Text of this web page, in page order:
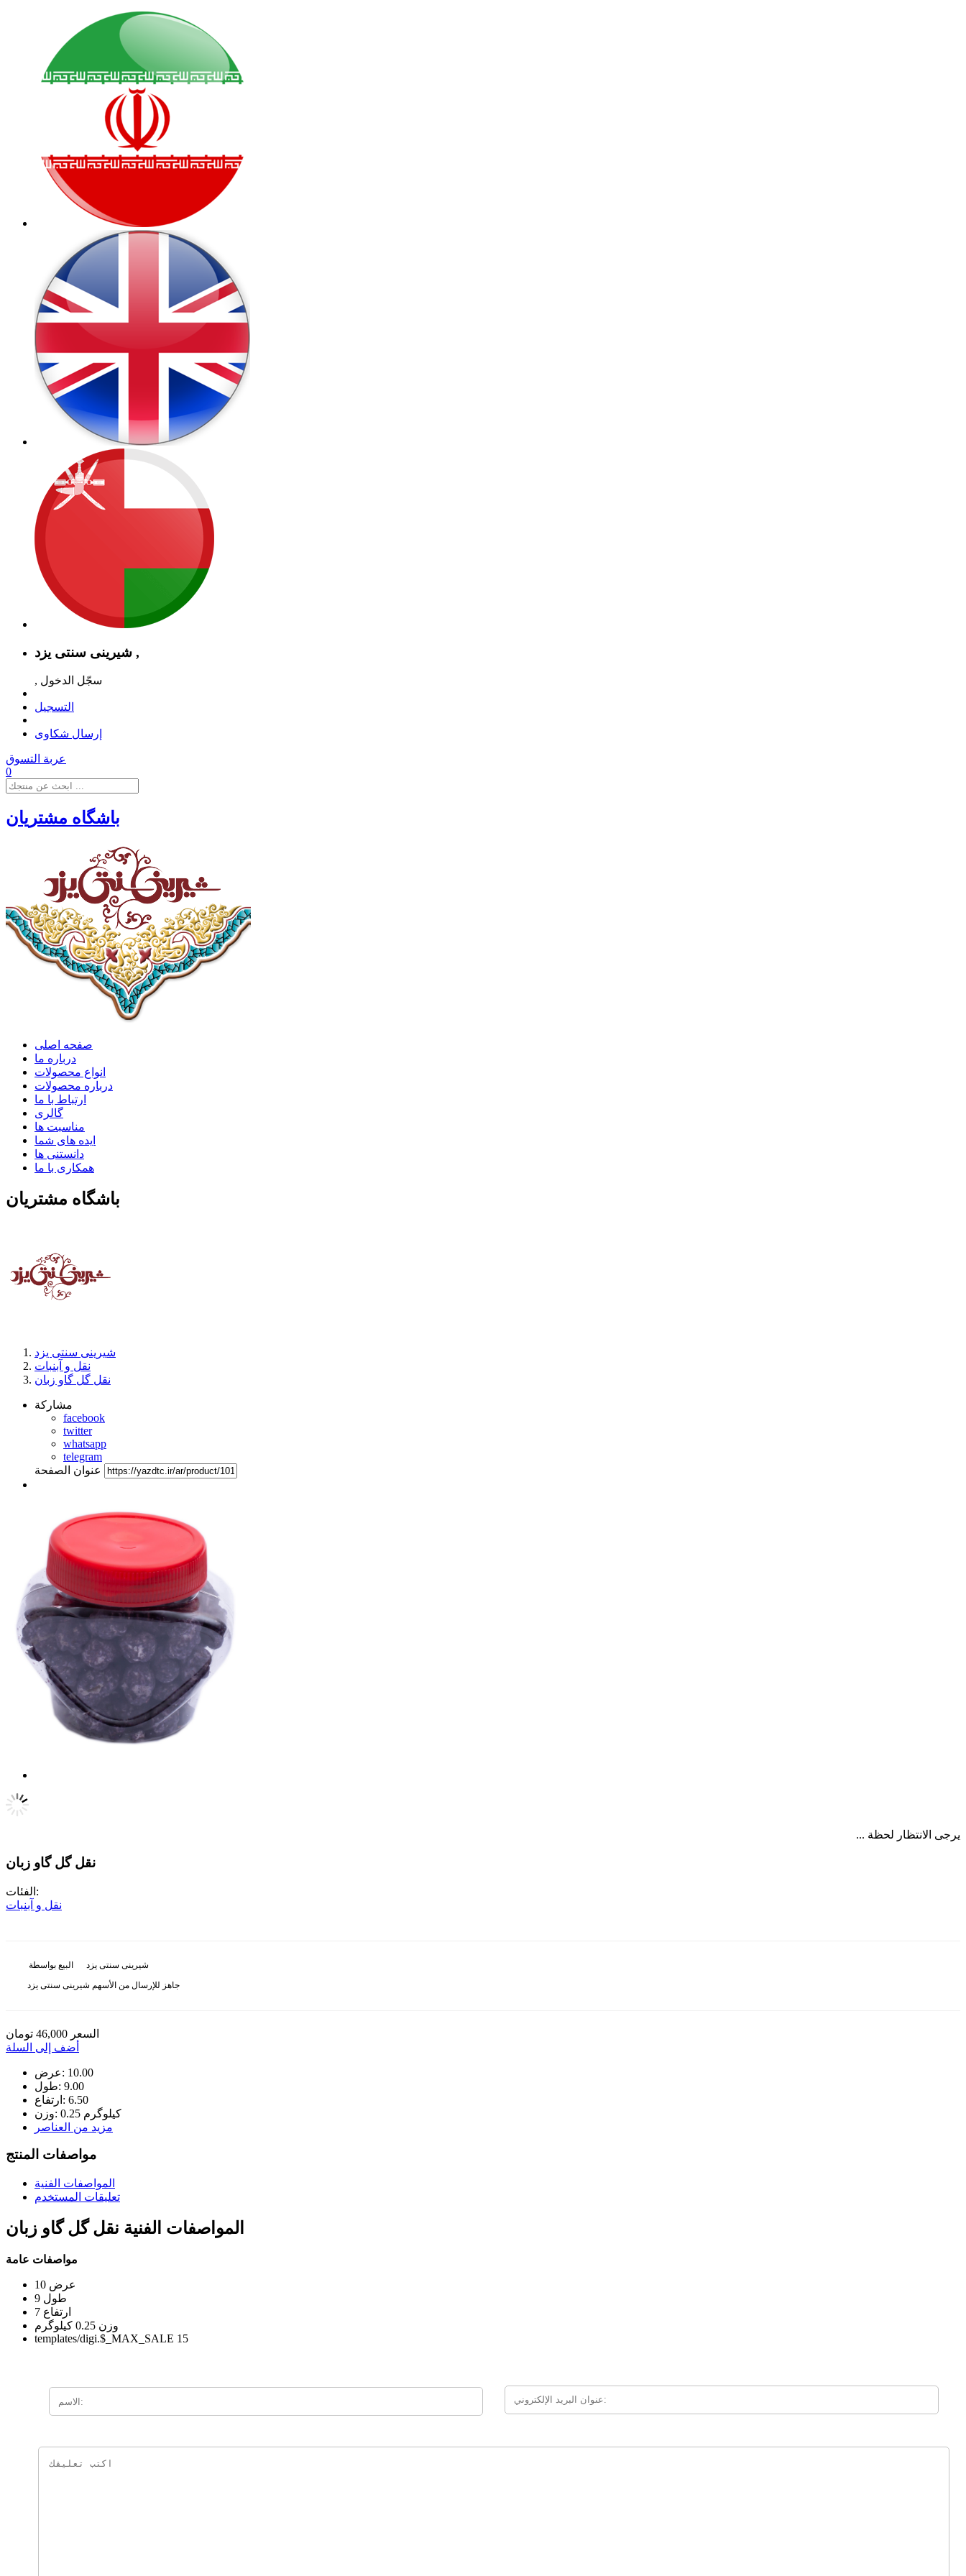
شیرینی سنتی یزد ,
, سجّل الدخول
التسجيل
إرسال شكاوى
عربة التسوق
0
باشگاه مشتریان
صفحه اصلی
درباره ما
انواع محصولات
درباره محصولات
ارتباط با ما
گالری
مناسبت ها
ایده های شما
دانستنی ها
همکاری با ما
باشگاه مشتریان
شیرینی سنتی یزد
نقل و آبنبات
نقل گل گاو زبان
مشاركة
facebook
twitter
whatsapp
telegram
عنوان الصفحة
يرجى الانتظار لحظة ...
نقل گل گاو زبان
الفئات:
نقل و آبنبات
البيع بواسطة
شیرینی سنتی یزد
جاهز للإرسال من الأسهم شیرینی سنتی یزد
السعر 46,000 تومان
أضف إلى السلة
عرض: 10.00
طول: 9.00
ارتفاع: 6.50
وزن:
0.25 کیلوگرم
مزيد من العناصر
مواصفات المنتج
المواصفات الفنية
تعليقات المستخدم
المواصفات الفنية نقل گل گاو زبان
مواصفات عامة
عرض 10
طول 9
ارتفاع 7
وزن 0.25 کیلوگرم
templates/digi.$_MAX_SALE 15